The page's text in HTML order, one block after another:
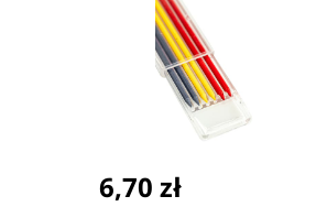
6,70 zł